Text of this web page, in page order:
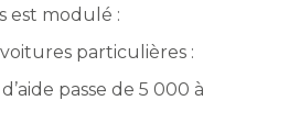
est modulé :
particulières :
passe de 5 000 à